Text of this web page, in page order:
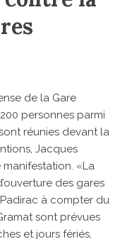
de la Gare
personnes parmi
réunies devant la
Jacques
«La
des gares
Padirac à compter du
sont prévues
et jours fériés,